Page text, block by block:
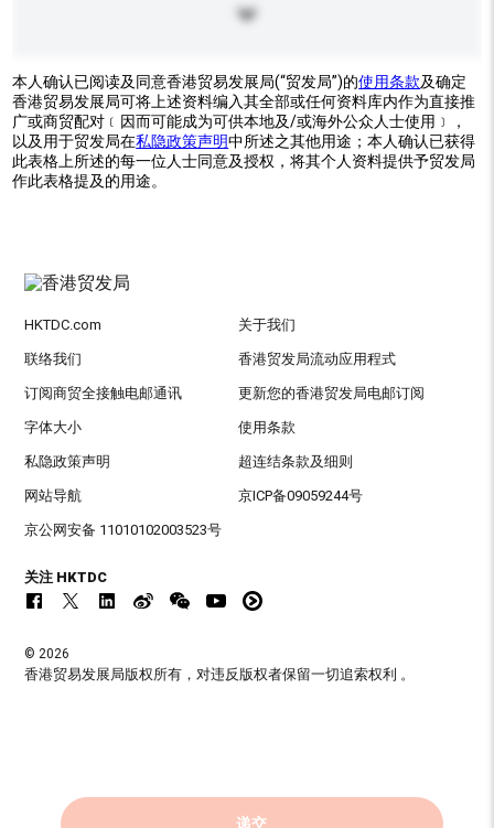
本人确认已阅读及同意香港贸易发展局(“贸发局”)的使用条款及确定
香港贸易发展局可将上述资料编入其全部或任何资料库内作为直接推
广或商贸配对﹝因而可能成为可供本地及/或海外公众人士使用﹞，
以及用于贸发局在私隐政策声明中所述之其他用途；本人确认已获得
此表格上所述的每一位人士同意及授权，将其个人资料提供予贸发局
作此表格提及的用途。
递交
HKTDC.com 关于我们
联络我们 香港贸发局流动应用程式
订阅商贸全接触电邮通讯 更新您的香港贸发局电邮订阅
字体大小 使用条款
私隐政策声明 超连结条款及细则
网站导航 京ICP备09059244号
京公网安备 11010102003523号
关注 HKTDC
© 2026
香港贸易发展局版权所有，对违反版权者保留一切追索权利 。